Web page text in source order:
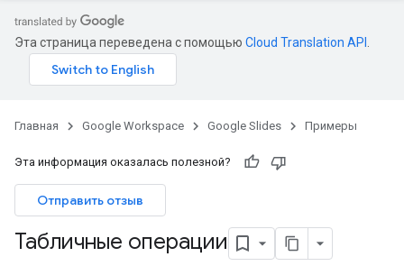
Эта страница переведена с помощью Cloud Translation API
Главная Google Workspace Google Slides Примеры
Эта информация оказалась полезной?
Отправить отзыв
Табличные операции